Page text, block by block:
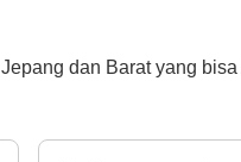
dan Barat yang